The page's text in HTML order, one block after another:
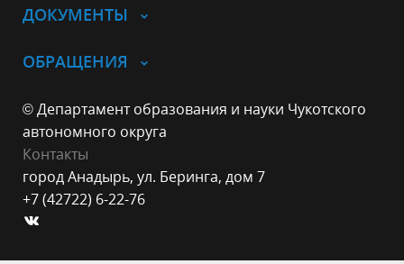
ДОКУМЕНТЫ
ОБРАЩЕНИЯ
© Департамент образования и науки Чукотского
автономного округа
Контакты
город Анадырь, ул. Беринга, дом 7
+7 (42722) 6-22-76